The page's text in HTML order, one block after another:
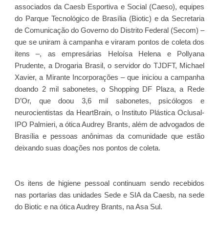
associados da Caesb Esportiva e Social (Caeso), equipes
do Parque Tecnológico de Brasília (Biotic) e da Secretaria
de Comunicação do Governo do Distrito Federal (Secom) –
que se uniram à campanha e viraram pontos de coleta dos
itens –, as empresárias Heloísa Helena e Pollyana
Prudente, a Drogaria Brasil, o servidor do TJDFT, Michael
Xavier, a Mirante Incorporações – que iniciou a campanha
doando 2 mil sabonetes, o Shopping DF Plaza, a Rede
D’Or, que doou 3,6 mil sabonetes, psicólogos e
neurocientistas da HeartBrain, o Instituto Plástica Oclusal-
IPO Palmieri, a ótica Audrey Brants, além de advogados de
Brasília e pessoas anônimas da comunidade que estão
deixando suas doações nos pontos de coleta.
Os itens de higiene pessoal continuam sendo recebidos
nas portarias das unidades Sede e SIA da Caesb, na sede
do Biotic e na ótica Audrey Brants, na Asa Sul.